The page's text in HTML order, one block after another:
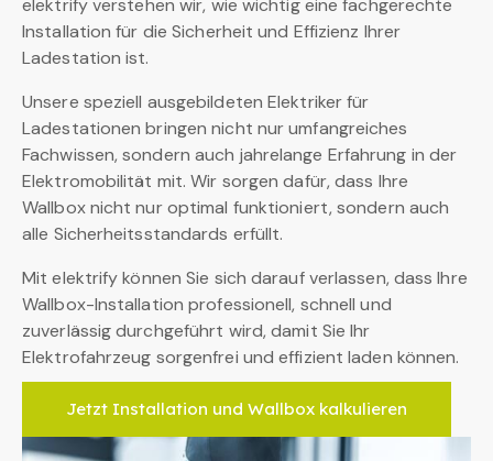
elektrify verstehen wir, wie wichtig eine fachgerechte
Installation für die Sicherheit und Effizienz Ihrer
Ladestation ist.
Unsere speziell ausgebildeten Elektriker für
Ladestationen bringen nicht nur umfangreiches
Fachwissen, sondern auch jahrelange Erfahrung in der
Elektromobilität mit. Wir sorgen dafür, dass Ihre
Wallbox nicht nur optimal funktioniert, sondern auch
alle Sicherheitsstandards erfüllt.
Mit elektrify können Sie sich darauf verlassen, dass Ihre
Wallbox-Installation professionell, schnell und
zuverlässig durchgeführt wird, damit Sie Ihr
Elektrofahrzeug sorgenfrei und effizient laden können.
Jetzt Installation und Wallbox kalkulieren